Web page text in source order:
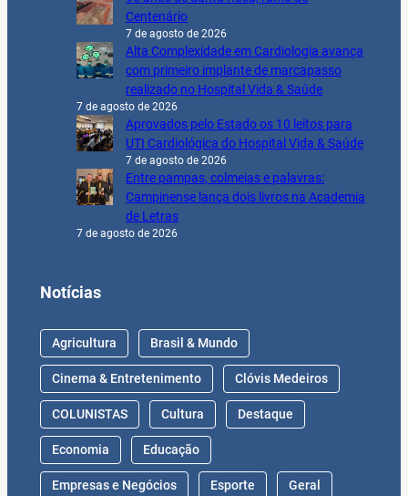
Centenário
7 de agosto de 2026
Alta Complexidade em Cardiologia avança
com primeiro implante de marcapasso
realizado no Hospital Vida & Saúde
7 de agosto de 2026
Aprovados pelo Estado os 10 leitos para
UTI Cardiológica do Hospital Vida & Saúde
7 de agosto de 2026
Entre pampas, colmeias e palavras:
Campinense lança dois livros na Academia
de Letras
7 de agosto de 2026
Notícias
Agricultura Brasil & Mundo
Cinema & Entretenimento Clóvis Medeiros
COLUNISTAS Cultura Destaque
Economia Educação
Empresas e Negócios Esporte Geral